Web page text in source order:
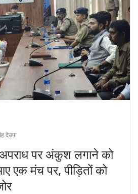
देउपा
अपराध पर अंकुश लगाने को
मंच पर, पीड़ितों को